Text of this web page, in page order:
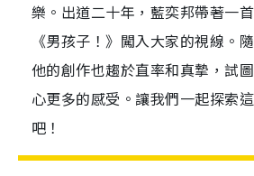
樂。出道二十年，藍奕邦帶著一
《男孩子！》闖入大家的視線。
他的創作也趨於直率和真摯，試
心更多的感受。讓我們一起探索
吧！